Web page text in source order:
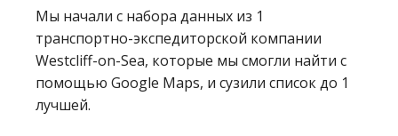
Мы начали с набора данных из 1
транспортно-экспедиторской компании
Westcliff-on-Sea, которые мы смогли найти с
помощью Google Maps, и сузили список до 1
лучшей.